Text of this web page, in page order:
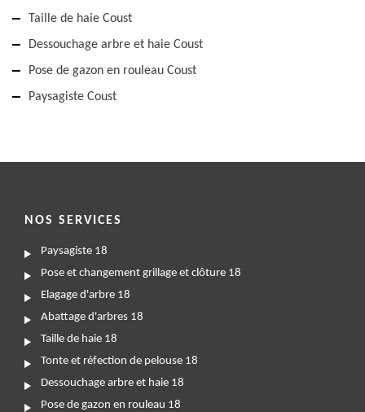
Taille de haie Coust
Dessouchage arbre et haie Coust
Pose de gazon en rouleau Coust
Paysagiste Coust
NOS SERVICES
Paysagiste 18
Pose et changement grillage et clôture 18
Elagage d'arbre 18
Abattage d'arbres 18
Taille de haie 18
Tonte et réfection de pelouse 18
Dessouchage arbre et haie 18
Pose de gazon en rouleau 18